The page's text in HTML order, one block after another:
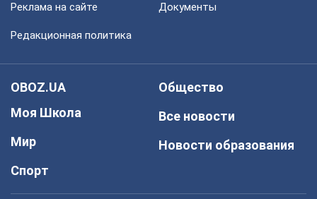
Реклама на сайте Документы
Редакционная политика
OBOZ.UA
Моя Школа
Мир
Спорт
Общество
Все новости
Новости образования